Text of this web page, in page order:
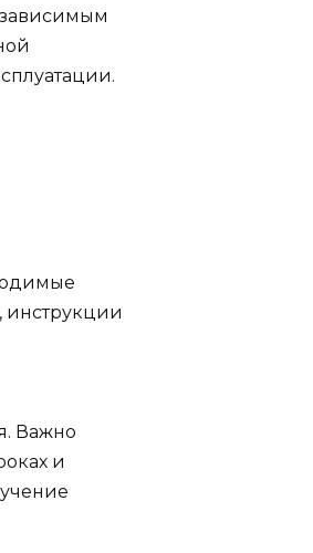
инструкции
Важно
и